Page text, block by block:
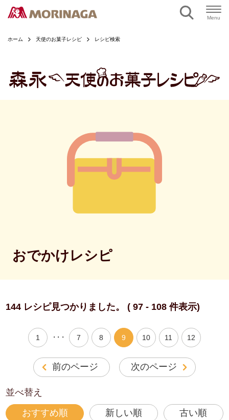
Menu
ホーム 天使のお菓子レシピ レシピ検索
おでかけレシピ
144 レシピ見つかりました。 ( 97 - 108 件表示)
前のページ
1 ・・・ 7 8 9 10 11 12
次のページ
並べ替え
おすすめ順 新しい順 古い順